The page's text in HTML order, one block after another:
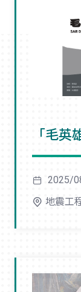
「毛
2025/
地震工